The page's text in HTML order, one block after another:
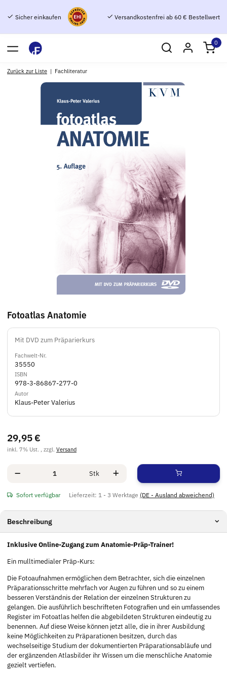
Sicher einkaufen Versandkostenfrei ab 60 € Bestellwert
0
Zurück zur Liste Fachliteratur
Fotoatlas Anatomie
Mit DVD zum Präparierkurs
Fachwelt-Nr.
35550
ISBN
978-3-86867-277-0
Autor
Klaus-Peter Valerius
29,95 €
inkl. 7% Ust. , zzgl. Versand
Stk
Sofort verfügbar Lieferzeit: 1 - 3 Werktage (DE - Ausland abweichend)
Beschreibung
Inklusive Online-Zugang zum Anatomie-Präp-Trainer!
Ein mulltimedialer Präp-Kurs:
Die Fotoaufnahmen ermöglichen dem Betrachter, sich die einzelnen
Präparationsschritte mehrfach vor Augen zu führen und so zu einem
besseren Verständnis der Relation der einzelnen Strukturen zu
gelangen. Die ausführlich beschrifteten Fotografien und ein umfassendes
Register im Fotoatlas helfen die abgebildeten Strukturen eindeutig zu
benennen. Auf diese Weise können jetzt alle, die in ihrer Ausbildung
keine Möglichkeiten zu Präparationen besitzen, durch das
wechselseitige Studium der dokumentierten Präparationsabläufe und
der ergänzenden Atlasbilder ihr Wissen um die menschliche Anatomie
gezielt vertiefen.